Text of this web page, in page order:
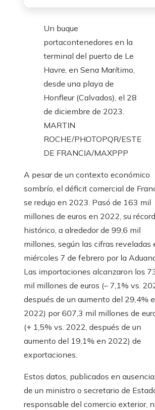
Un buque
portacontenedores en la
terminal del puerto de Le
Havre, en Sena Marítimo,
desde una playa de
Honfleur (Calvados), el 28
de diciembre de 2023.
MARTIN
ROCHE/PHOTOPQR/ESTE
DE FRANCIA/MAXPPP
A pesar de un contexto económico
sombrío, el déficit comercial de
se redujo en 2023. Pasó de 163 mil
millones de euros en 2022, su récord
histórico, a alrededor de 99,6 mil
millones, según las cifras reveladas
miércoles 7 de febrero por la
Las importaciones alcanzaron los
mil millones de euros (– 7,1% vs.
después de un aumento del 29,4%
2022) por 607,3 mil millones de
(+ 1,5% vs. 2022, después de un
aumento del 19,1% en 2022) de
exportaciones.
Estos datos, publicados en ausencia
de un ministro o secretario de
responsable del comercio exterior,